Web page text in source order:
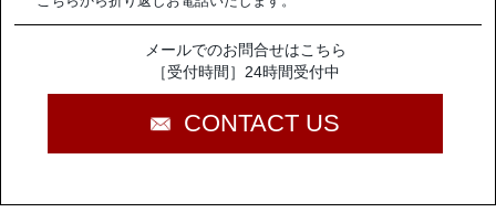
メールでのお問合せはこちら
［受付時間］24時間受付中
CONTACT US